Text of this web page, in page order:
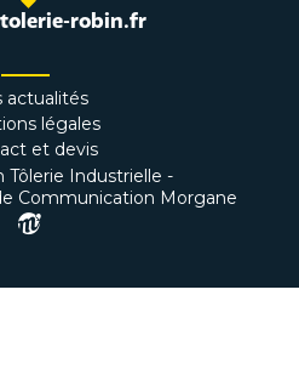
robin.fr
actualités
légales
et devis
Tôlerie Industrielle -
Communication Morgane